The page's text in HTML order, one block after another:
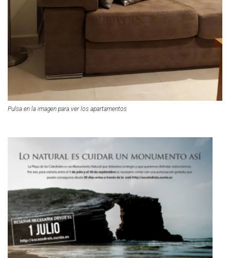
Pulsa en la imagen para ver los apartamentos